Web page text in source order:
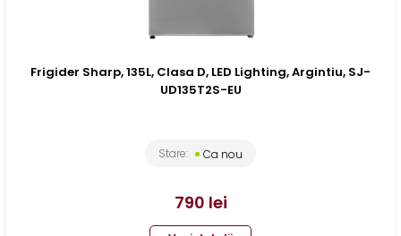
Frigider Sharp, 135L, Clasa D, LED Lighting, Argintiu, SJ-
UD135T2S-EU
Stare: Ca nou
790 lei